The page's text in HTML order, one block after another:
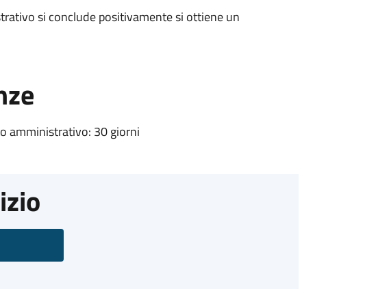
si conclude positivamente si ottiene un
amministrativo: 30 giorni